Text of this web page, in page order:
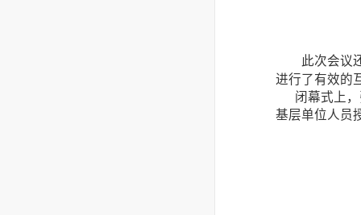
此次会议
进行了有效的
闭幕式上，
基层单位人员